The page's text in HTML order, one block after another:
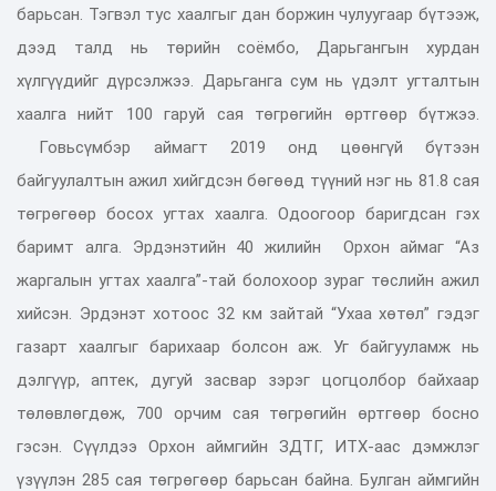
барьсан. Тэгвэл тус хаалгыг дан боржин чулуугаар бүтээж,
дээд талд нь төрийн соёмбо, Дарьгангын хурдан
хүлгүүдийг дүрсэлжээ. Дарьганга сум нь үдэлт угталтын
хаалга нийт 100 гаруй сая төгрөгийн өртгөөр бүтжээ.
Говьсүмбэр аймагт 2019 онд цөөнгүй бүтээн
байгуулалтын ажил хийгдсэн бөгөөд түүний нэг нь 81.8 сая
төгрөгөөр босох угтах хаалга. Одоогоор баригдсан гэх
баримт алга. Эрдэнэтийн 40 жилийн Орхон аймаг “Аз
жаргалын угтах хаалга”-тай болохоор зураг төслийн ажил
хийсэн. Эрдэнэт хотоос 32 км зайтай “Ухаа хөтөл” гэдэг
газарт хаалгыг барихаар болсон аж. Уг байгууламж нь
дэлгүүр, аптек, дугуй засвар зэрэг цогцолбор байхаар
төлөвлөгдөж, 700 орчим сая төгрөгийн өртгөөр босно
гэсэн. Сүүлдээ Орхон аймгийн ЗДТГ, ИТХ-аас дэмжлэг
үзүүлэн 285 сая төгрөгөөр барьсан байна. Булган аймгийн